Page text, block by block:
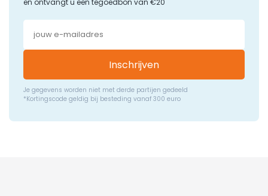
en ontvangt u een tegoedbon van €20
Inschrijven
Je gegevens worden niet met derde partijen gedeeld
*Kortingscode geldig bij besteding vanaf 300 euro